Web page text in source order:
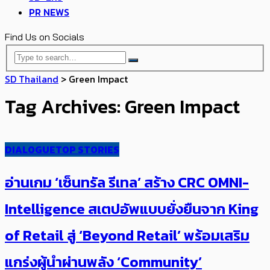
PR NEWS
Find Us on Socials
SD Thailand > Green Impact
Tag Archives: Green Impact
DIALOGUETOP STORIES
อ่านเกม ‘เซ็นทรัล รีเทล’ สร้าง CRC OMNI-
Intelligence ​สเตปอัพแบบยั่งยืนจาก King
of Retail สู่ ‘Beyond Retail’ พร้อม​เสริม
แกร่งผู้นำผ่านพลัง ‘Community’